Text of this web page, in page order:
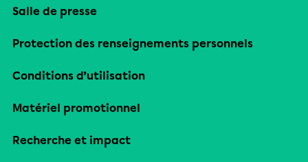
Salle de presse
Protection des renseignements personnels
Conditions d’utilisation
Matériel promotionnel
Recherche et impact